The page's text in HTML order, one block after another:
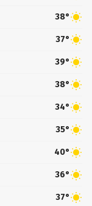
38°
37°
39°
38°
34°
35°
40°
36°
37°